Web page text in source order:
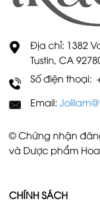
Địa chỉ: 1382
Tustin, CA
Số điện thoại:
Email:
© Chứng nhận
và Dược phẩm Hoa
CHÍNH SÁCH